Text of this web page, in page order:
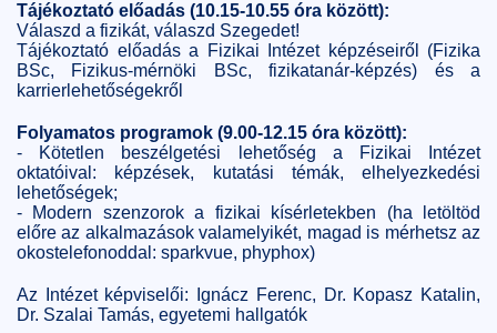
Tájékoztató előadás (10.15-10.55 óra között):
Válaszd a fizikát, válaszd Szegedet!
Tájékoztató előadás a Fizikai Intézet képzéseiről (Fizika
BSc, Fizikus-mérnöki BSc, fizikatanár-képzés) és a
karrierlehetőségekről
Folyamatos programok (9.00-12.15 óra között):
- Kötetlen beszélgetési lehetőség a Fizikai Intézet
oktatóival: képzések, kutatási témák, elhelyezkedési
lehetőségek;
- Modern szenzorok a fizikai kísérletekben (ha letöltöd
előre az alkalmazások valamelyikét, magad is mérhetsz az
okostelefonoddal: sparkvue, phyphox)
Az Intézet képviselői: Ignácz Ferenc, Dr. Kopasz Katalin,
Dr. Szalai Tamás, egyetemi hallgatók